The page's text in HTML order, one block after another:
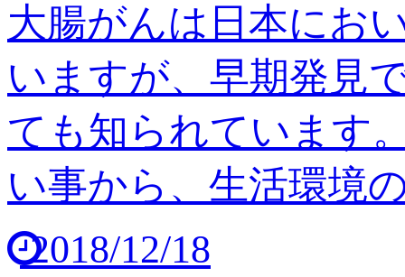
大腸がんは日本にお
いますが、早期発見
ても知られています
い事から、生活環境
2018/12/18